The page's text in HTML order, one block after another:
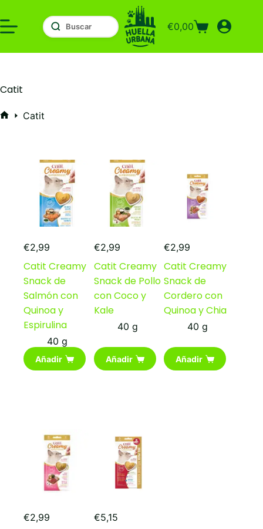
al
contenido
Carro
compra
€0,00
Catit
Catit
€2,99
Catit Creamy
Snack de
Salmón con
Quinoa y
Espirulina
40 g
Añadir
€2,99
Catit Creamy
Snack de Pollo
con Coco y
Kale
40 g
Añadir
€2,99
Catit Creamy
Snack de
Cordero con
Quinoa y Chia
40 g
Añadir
€2,99 €5,15